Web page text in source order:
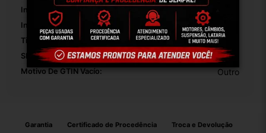
Inclui Sensor ABS:
Inclui Rolamiento: False
Tipo De Veículo: Carro/Caminhonete
SKU: 11386
Motivo De GTIN Vacío: Outro
Garantia Certificado de Procedência Troca e Devolução